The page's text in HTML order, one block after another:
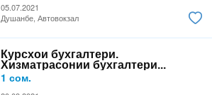
05.07.2021
Душанбе, Автовокзал
Курсхои бухгалтери.
Хизматрасонии бухгалтери...
1 сом.